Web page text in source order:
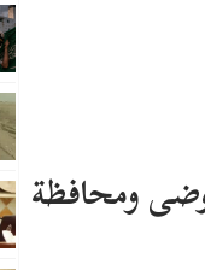
ومحافظة